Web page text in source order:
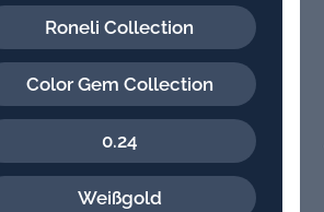
Roneli Collection
Color Gem Collection
0.24
Weißgold